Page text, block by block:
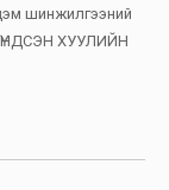
шинжилгээний
ХУУЛИЙН